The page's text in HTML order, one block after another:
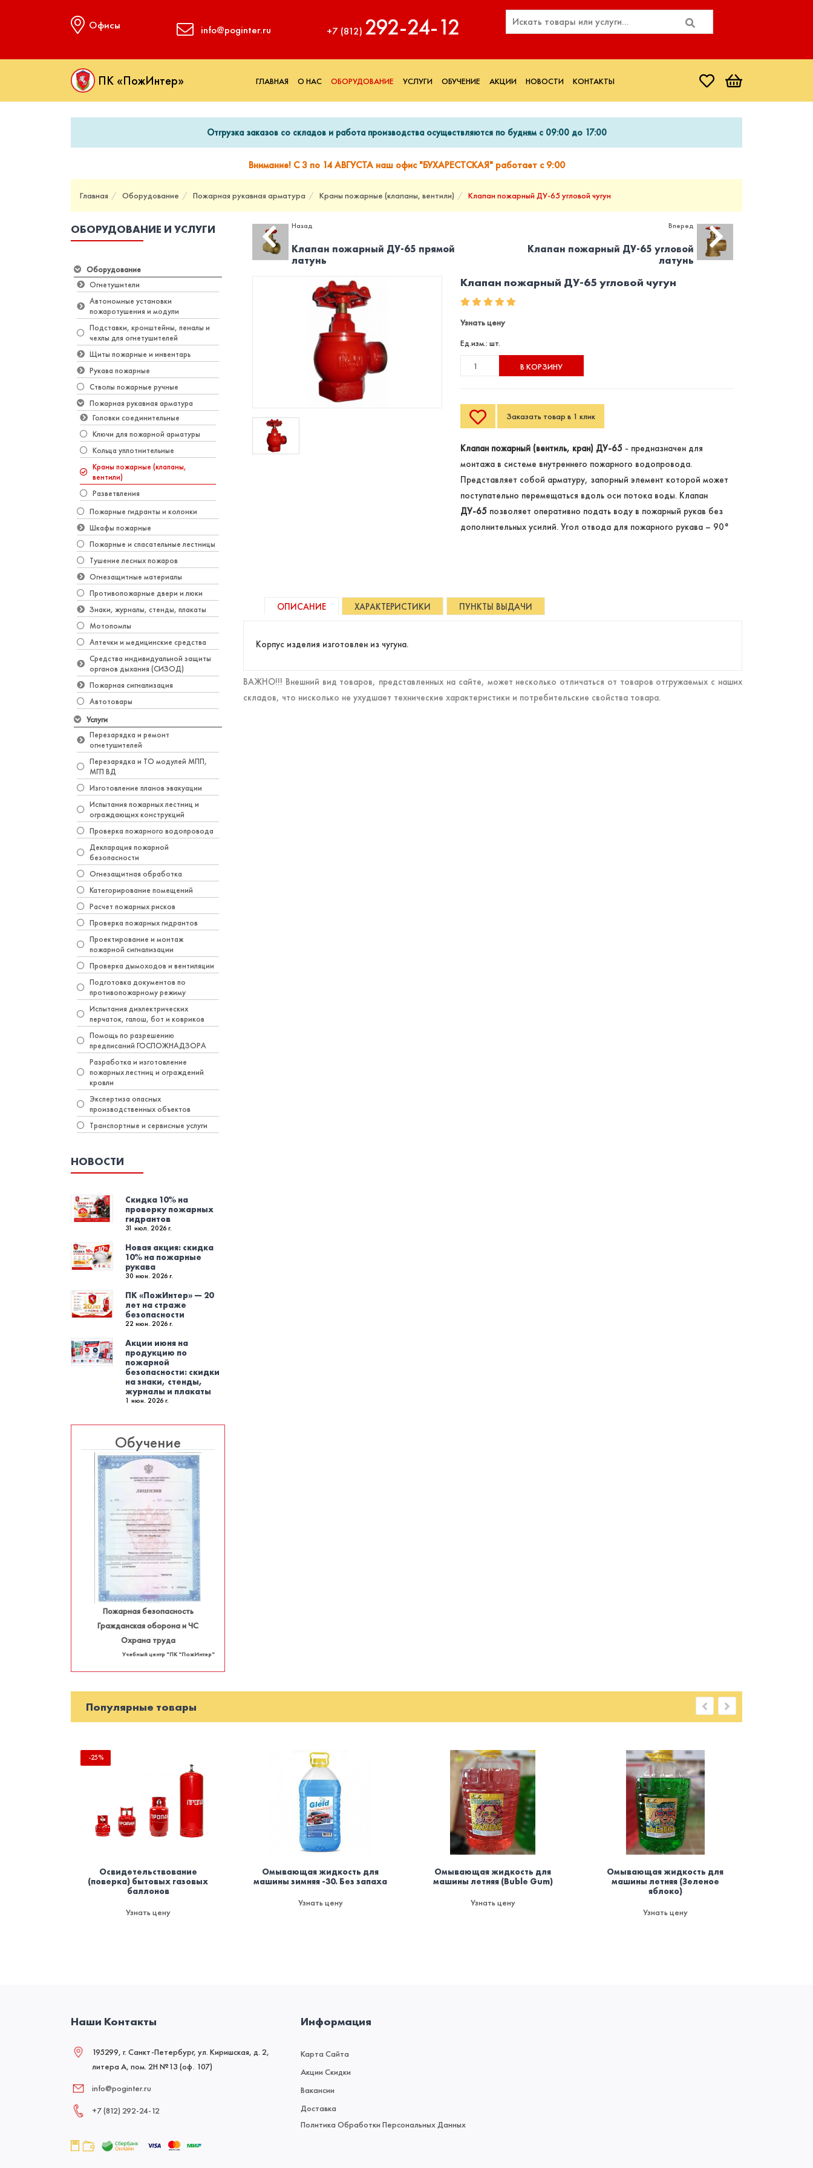
Офисы info@poginter.ru +7 (812) 292‑24‑12
ПК «ПожИнтер» ГЛАВНАЯ О НАС ОБОРУДОВАНИЕ УСЛУГИ ОБУЧЕНИЕ АКЦИИ НОВОСТИ КОНТАКТЫ
Отгрузка заказов со складов и работа производства осуществляются по будням с 09:00 до 17:00
Внимание! С 3 по 14 АВГУСТА наш офис "БУХАРЕСТСКАЯ" работает с 9:00
Главная Оборудование Пожарная рукавная арматура Краны пожарные (клапаны, вентили) Клапан пожарный ДУ-65 угловой чугун
ОБОРУДОВАНИЕ И УСЛУГИ
Оборудование
Огнетушители
Автономные установки
пожаротушения и модули
Подставки, кронштейны, пеналы и
чехлы для огнетушителей
Щиты пожарные и инвентарь
Рукава пожарные
Стволы пожарные ручные
Пожарная рукавная арматура
Головки соединительные
Ключи для пожарной арматуры
Кольца уплотнительные
Краны пожарные (клапаны,
вентили)
Разветвления
Пожарные гидранты и колонки
Шкафы пожарные
Пожарные и спасательные лестницы
Тушение лесных пожаров
Огнезащитные материалы
Противопожарные двери и люки
Знаки, журналы, стенды, плакаты
Мотопомпы
Аптечки и медицинские средства
Средства индивидуальной защиты
органов дыхания (СИЗОД)
Пожарная сигнализация
Автотовары
Услуги
Перезарядка и ремонт
огнетушителей
Перезарядка и ТО модулей МПП,
МГП ВД
Изготовление планов эвакуации
Испытания пожарных лестниц и
ограждающих конструкций
Проверка пожарного водопровода
Декларация пожарной
безопасности
Огнезащитная обработка
Категорирование помещений
Расчет пожарных рисков
Проверка пожарных гидрантов
Проектирование и монтаж
пожарной сигнализации
Проверка дымоходов и вентиляции
Подготовка документов по
противопожарному режиму
Испытания диэлектрических
перчаток, галош, бот и ковриков
Помощь по разрешению
предписаний ГОСПОЖНАДЗОРА
Разработка и изготовление
пожарных лестниц и ограждений
кровли
Экспертиза опасных
производственных объектов
Транспортные и сервисные услуги
НОВОСТИ
Скидка 10% на
проверку пожарных
гидрантов
31 июл. 2026 г.
Новая акция: скидка
10% на пожарные
рукава
30 июн. 2026 г.
ПК «ПожИнтер» — 20
лет на страже
безопасности
22 июн. 2026 г.
Акции июня на
продукцию по
пожарной
безопасности: скидки
на знаки, стенды,
журналы и плакаты
1 июн. 2026 г.
Обучение
Пожарная безопасность
Гражданская оборона и ЧС
Охрана труда
Учебный центр "ПК "ПожИнтер"
Назад
Клапан пожарный ДУ-65 прямой
латунь
Вперед
Клапан пожарный ДУ-65 угловой
латунь
Клапан пожарный ДУ-65 угловой чугун
Узнать цену
Ед.изм.: шт.
В КОРЗИНУ
Заказать товар в 1 клик
Клапан пожарный (вентиль, кран) ДУ-65- предназначен для
монтажа в системе внутреннего пожарного водопровода.
Представляет собой арматуру, запорный элемент которой может
поступательно перемещаться вдоль оси потока воды. Клапан
ДУ-65позволяет оперативно подать воду в пожарный рукав без
дополнительных усилий. Угол отвода для пожарного рукава – 90°
ОПИСАНИЕ ХАРАКТЕРИСТИКИ ПУНКТЫ ВЫДАЧИ
Корпус изделия изготовлен из чугуна.
ВАЖНО!!! Внешний вид товаров, представленных на сайте, может несколько отличаться от товаров отгружаемых с наших
складов, что нисколько не ухудшает технические характеристики и потребительские свойства товара.
Популярные товары
Освидетельствование
(поверка) бытовых газовых
баллонов
Узнать цену
-25%
Омывающая жидкость для
машины зимняя -30. Без запаха
Узнать цену
Омывающая жидкость для
машины летняя (Buble Gum)
Узнать цену
Омывающая жидкость для
машины летняя (Зеленое
яблоко)
Узнать цену
Наши Контакты
195299, г. Санкт-Петербург, ул. Киришская, д. 2,
литера А, пом. 2Н №13 (оф. 107)
info@poginter.ru
+7 (812) 292‑24‑12
Информация
Карта Сайта
Акции Скидки
Вакансии
Доставка
Политика Обработки Персональных Данных